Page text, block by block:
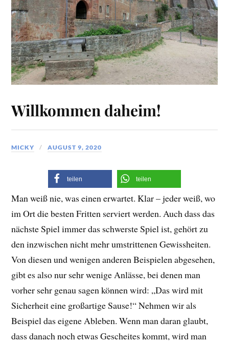
Willkommen daheim!
MICKY AUGUST 9, 2020
teilen teilen
Man weiß nie, was einen erwartet. Klar – jeder weiß, wo
im Ort die besten Fritten serviert werden. Auch dass das
nächste Spiel immer das schwerste Spiel ist, gehört zu
den inzwischen nicht mehr umstrittenen Gewissheiten.
Von diesen und wenigen anderen Beispielen abgesehen,
gibt es also nur sehr wenige Anlässe, bei denen man
vorher sehr genau sagen können wird: „Das wird mit
Sicherheit eine großartige Sause!“ Nehmen wir als
Beispiel das eigene Ableben. Wenn man daran glaubt,
dass danach noch etwas Gescheites kommt, wird man